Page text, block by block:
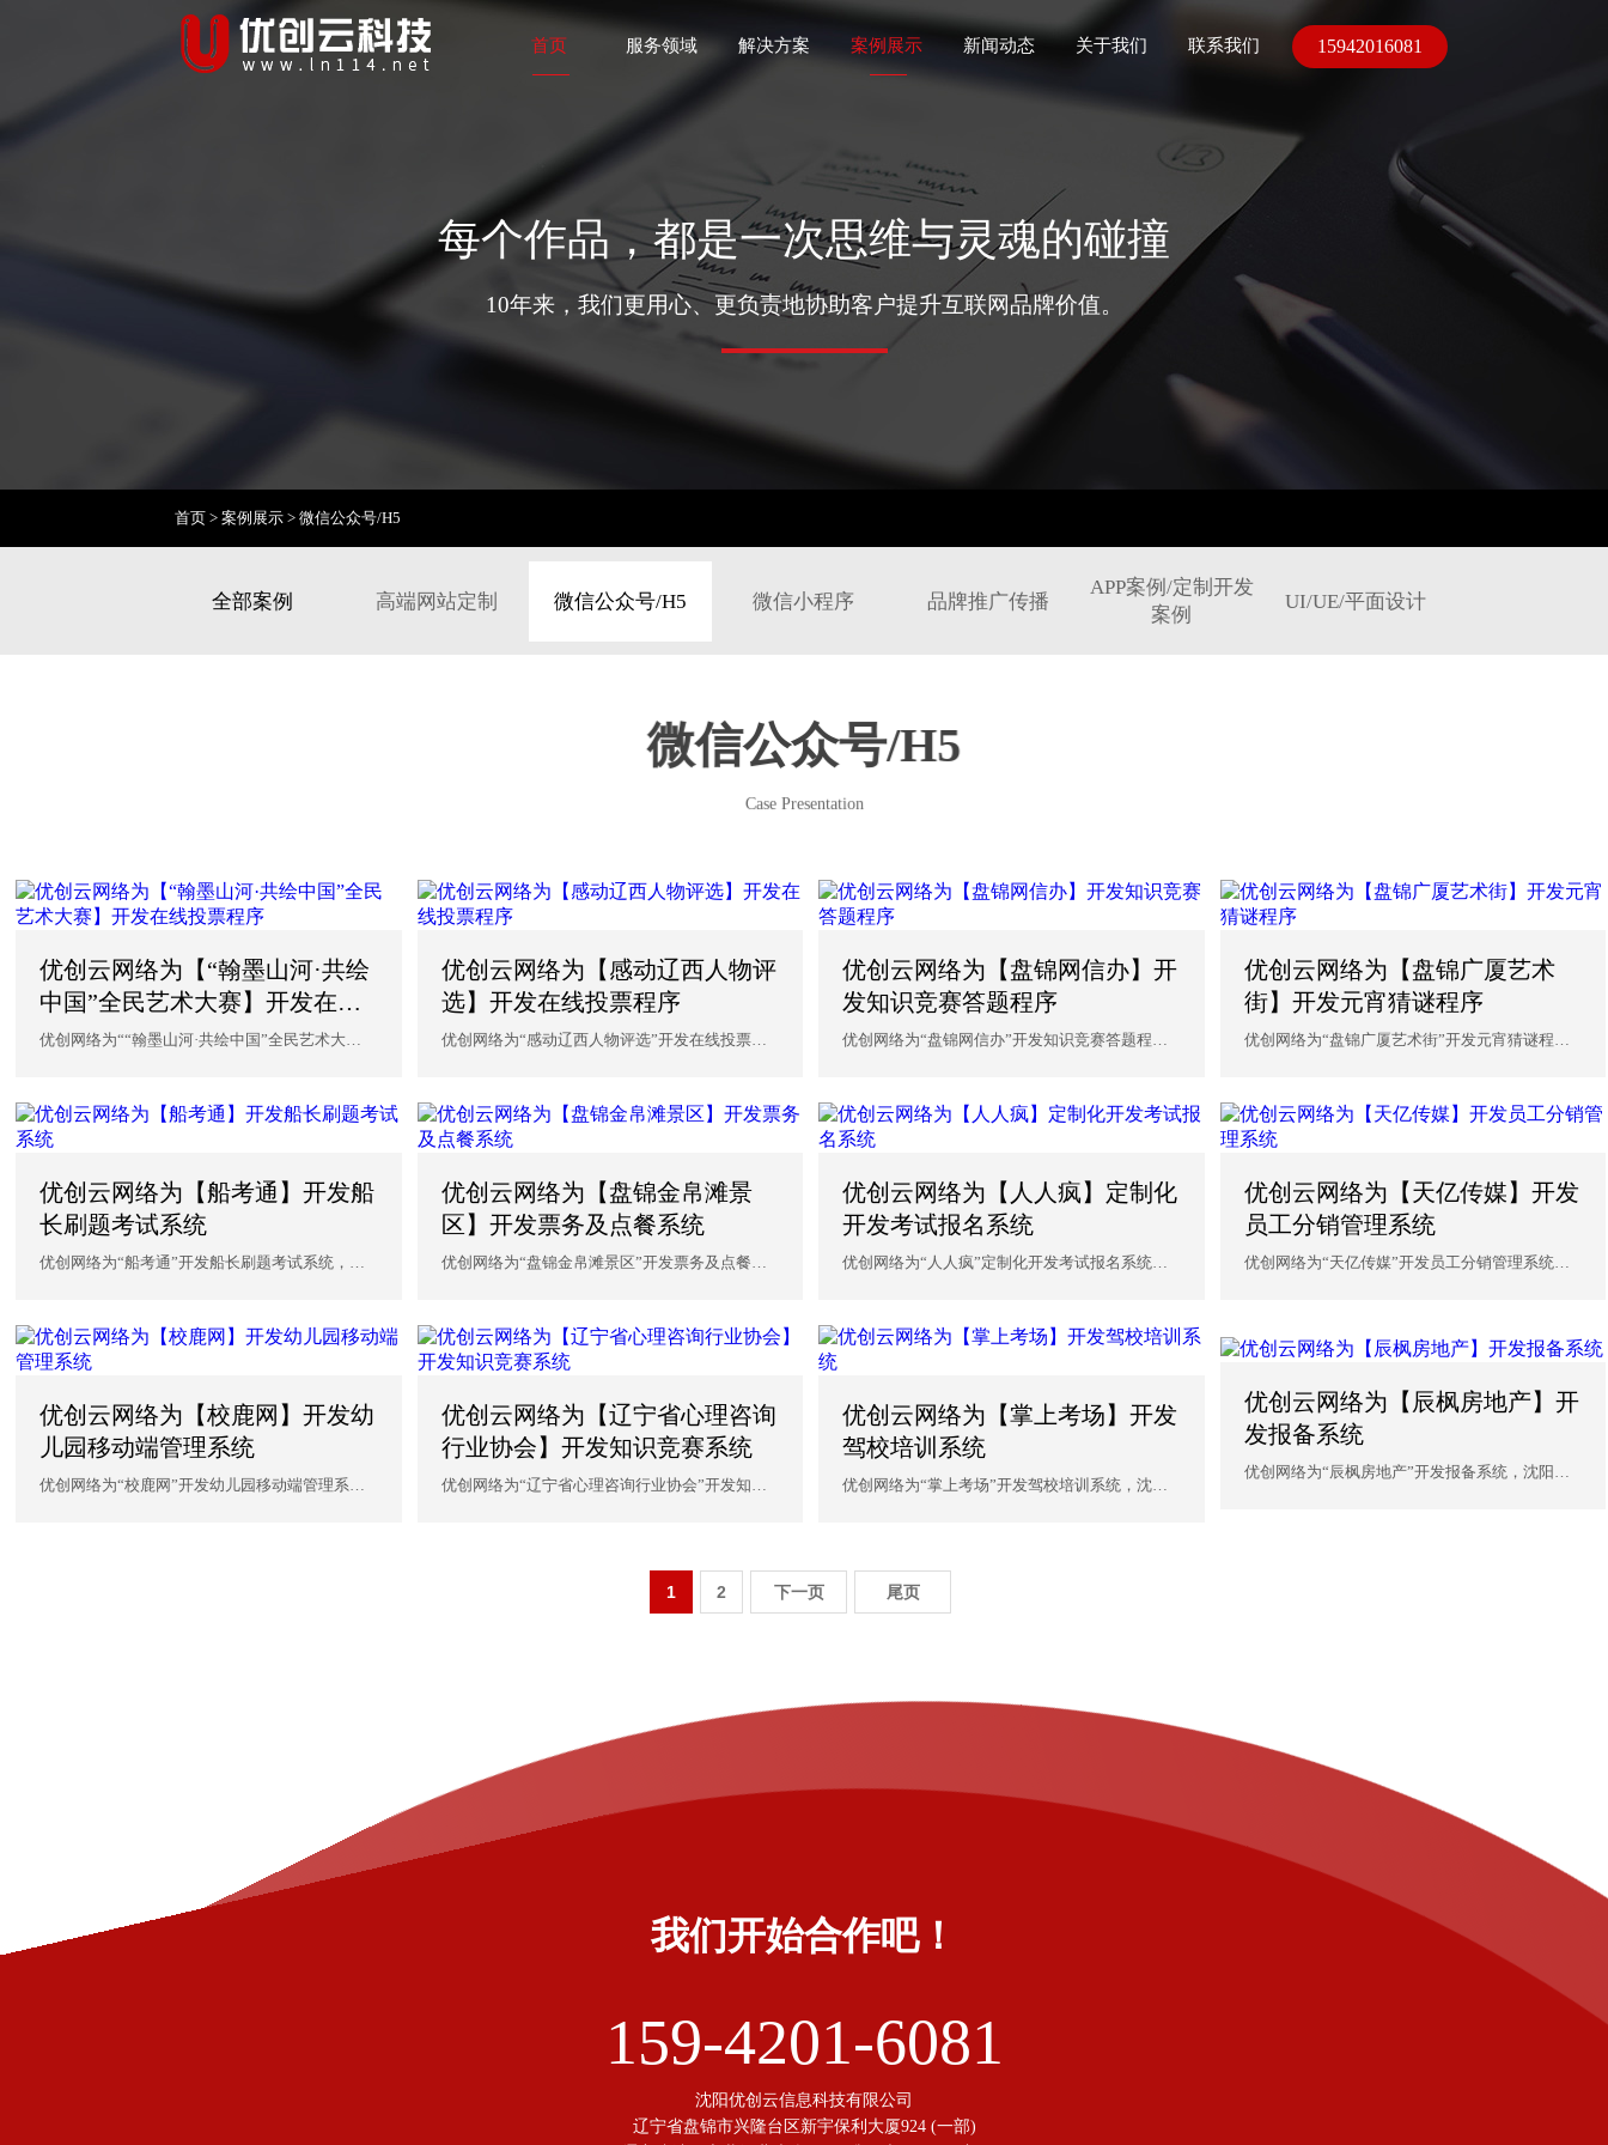
首页 服务领域 解决方案 案例展示 新闻动态 关于我们 联系我们 15942016081
每个作品，都是一次思维与灵魂的碰撞
10年来，我们更用心、更负责地协助客户提升互联网品牌价值。
首页 >案例展示 >微信公众号/H5
全部案例 高端网站定制 微信公众号/H5 微信小程序 品牌推广传播
APP案例/定制开发
案例
UI/UE/平面设计
微信公众号/H5
Case Presentation
优创云网络为【“翰墨山河·共绘
中国”全民艺术大赛】开发在线
投票程序
优创网络为““翰墨山河·共绘中国”全民艺术大
优创云网络为【感动辽西人物评
选】开发在线投票程序
优创网络为“感动辽西人物评选”开发在线投票程
优创云网络为【盘锦网信办】开
发知识竞赛答题程序
优创网络为“盘锦网信办”开发知识竞赛答题程
优创云网络为【盘锦广厦艺术
街】开发元宵猜谜程序
优创网络为“盘锦广厦艺术街”开发元宵猜谜程
优创云网络为【船考通】开发船
长刷题考试系统
优创网络为“船考通”开发船长刷题考试系统，沈
优创云网络为【盘锦金帛滩景
区】开发票务及点餐系统
优创网络为“盘锦金帛滩景区”开发票务及点餐系
优创云网络为【人人疯】定制化
开发考试报名系统
优创网络为“人人疯”定制化开发考试报名系统，
优创云网络为【天亿传媒】开发
员工分销管理系统
优创网络为“天亿传媒”开发员工分销管理系统，
优创云网络为【校鹿网】开发幼
儿园移动端管理系统
优创网络为“校鹿网”开发幼儿园移动端管理系
优创云网络为【辽宁省心理咨询
行业协会】开发知识竞赛系统
优创网络为“辽宁省心理咨询行业协会”开发知识
优创云网络为【掌上考场】开发
驾校培训系统
优创网络为“掌上考场”开发驾校培训系统，沈阳
优创云网络为【辰枫房地产】开
发报备系统
优创网络为“辰枫房地产”开发报备系统，沈阳优
1 2 下一页 尾页
我们开始合作吧！
159-4201-6081
沈阳优创云信息科技有限公司
辽宁省盘锦市兴隆台区新宇保利大厦924 (一部)